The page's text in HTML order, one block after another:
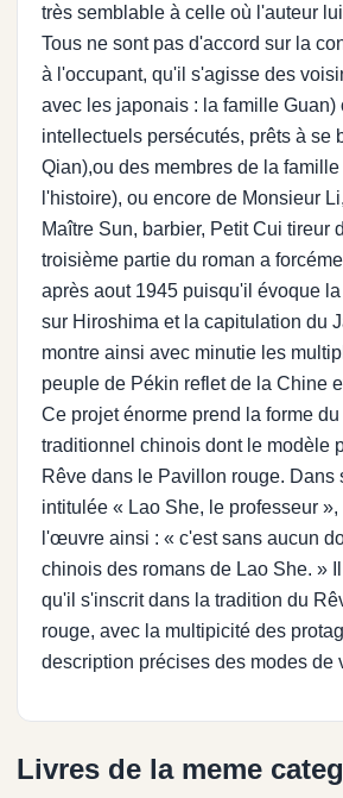
très semblable à celle où l'auteur
Tous ne sont pas d'accord sur la
à l'occupant, qu'il s'agisse des
avec les japonais : la famille Guan)
intellectuels persécutés, prêts à se
Qian),ou des membres de la
l'histoire), ou encore de Monsieur
Maître Sun, barbier, Petit Cui tireur
troisième partie du roman a
après aout 1945 puisqu'il évoque
sur Hiroshima et la capitulation du
montre ainsi avec minutie les
peuple de Pékin reflet de la Chine
Ce projet énorme prend la forme du
traditionnel chinois dont le modèle
Rêve dans le Pavillon rouge. Dans
intitulée « Lao She, le professeur
l'œuvre ainsi : « c'est sans aucun
chinois des romans de Lao She. »
qu'il s'inscrit dans la tradition du
rouge, avec la multipicité des
description précises des modes de
Livres de la meme